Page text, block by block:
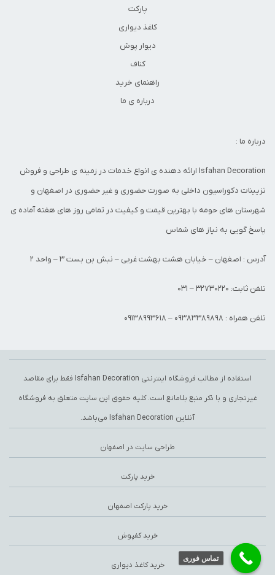
پارکت
کاغذ دیواری
دیوار پوش
کناف
راهنمای خرید
درباره ی ما
درباره ما :
Isfahan Decoration ارائه دهنده ی انواع خدمات در زمینه ی طراحی و فروش
تزیینات دکوراسیون داخلی به صورت حضوری و غیر حضوری در اصفهان و
شهرستان های حومه با بهترین قیمت و کیفیت در تمامی روز های هفته آماده ی
پاسخ گویی به نیاز های شماس
آدرس : اصفهان – خیابان هشت بهشت غربی – نبش بن بست 3 – واحد 2
تلفن ثابت: 32730220 – 031
تلفن همراه : 09383389898 – 09138993618
استفاده از مطالب فروشگاه اینترنتی Isfahan Decoration فقط برای مقاصد
غیرتجاری و با ذکر منبع بلامانع است. کلیه حقوق این سایت متعلق به فروشگاه
آنلاین Isfahan Decoration
می‌باشد.
طراحی سایت در اصفهان
خرید پارکت
خرید پارکت اصفهان
خرید کفپوش
خرید کاغذ دیواری
تماس فوری